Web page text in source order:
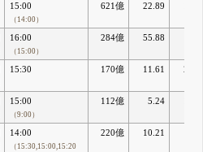
15:00
（14:00）
621億 22.89
16:00
（15:00）
284億 55.88
15:30 170億 11.61
15:00
（9:00）
112億 5.24
14:00
（15:30,15:00,15:20
220億 10.21